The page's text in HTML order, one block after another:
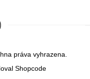
Shopcode
práva vyhrazena.